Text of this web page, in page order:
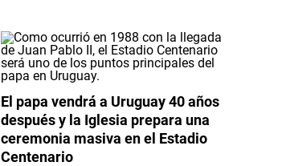
El papa vendrá a Uruguay 40 años
después y la Iglesia prepara una
ceremonia masiva en el Estadio
Centenario